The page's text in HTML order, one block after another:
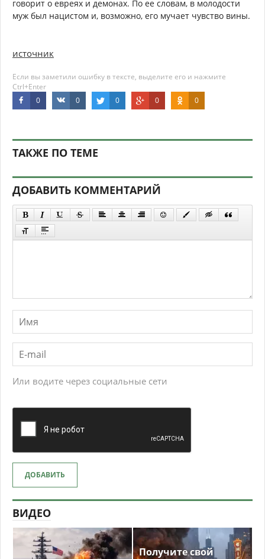
говорит о евреях и демонах. По ее словам, в молодости
муж был нацистом и, возможно, его мучает чувство вины.
источник
Если вы заметили ошибку в тексте, выделите его и нажмите
Ctrl+Enter
0
0 0 0 0
ТАКЖЕ ПО ТЕМЕ
ДОБАВИТЬ КОММЕНТАРИЙ
Или водите через социальные сети
ДОБАВИТЬ
ВИДЕО
Получите свой